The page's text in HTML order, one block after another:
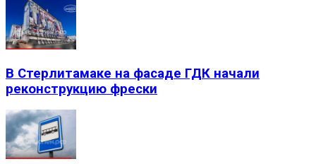
В Стерлитамаке на фасаде ГДК начали
реконструкцию фрески